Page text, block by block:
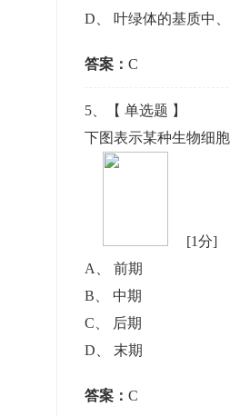
D 叶绿体的基质中
答案： C
5 、【 单选题 】
下图表示某种生物细
[1分]
A
前期
B
中期
C
后期
D
末期
答案： C